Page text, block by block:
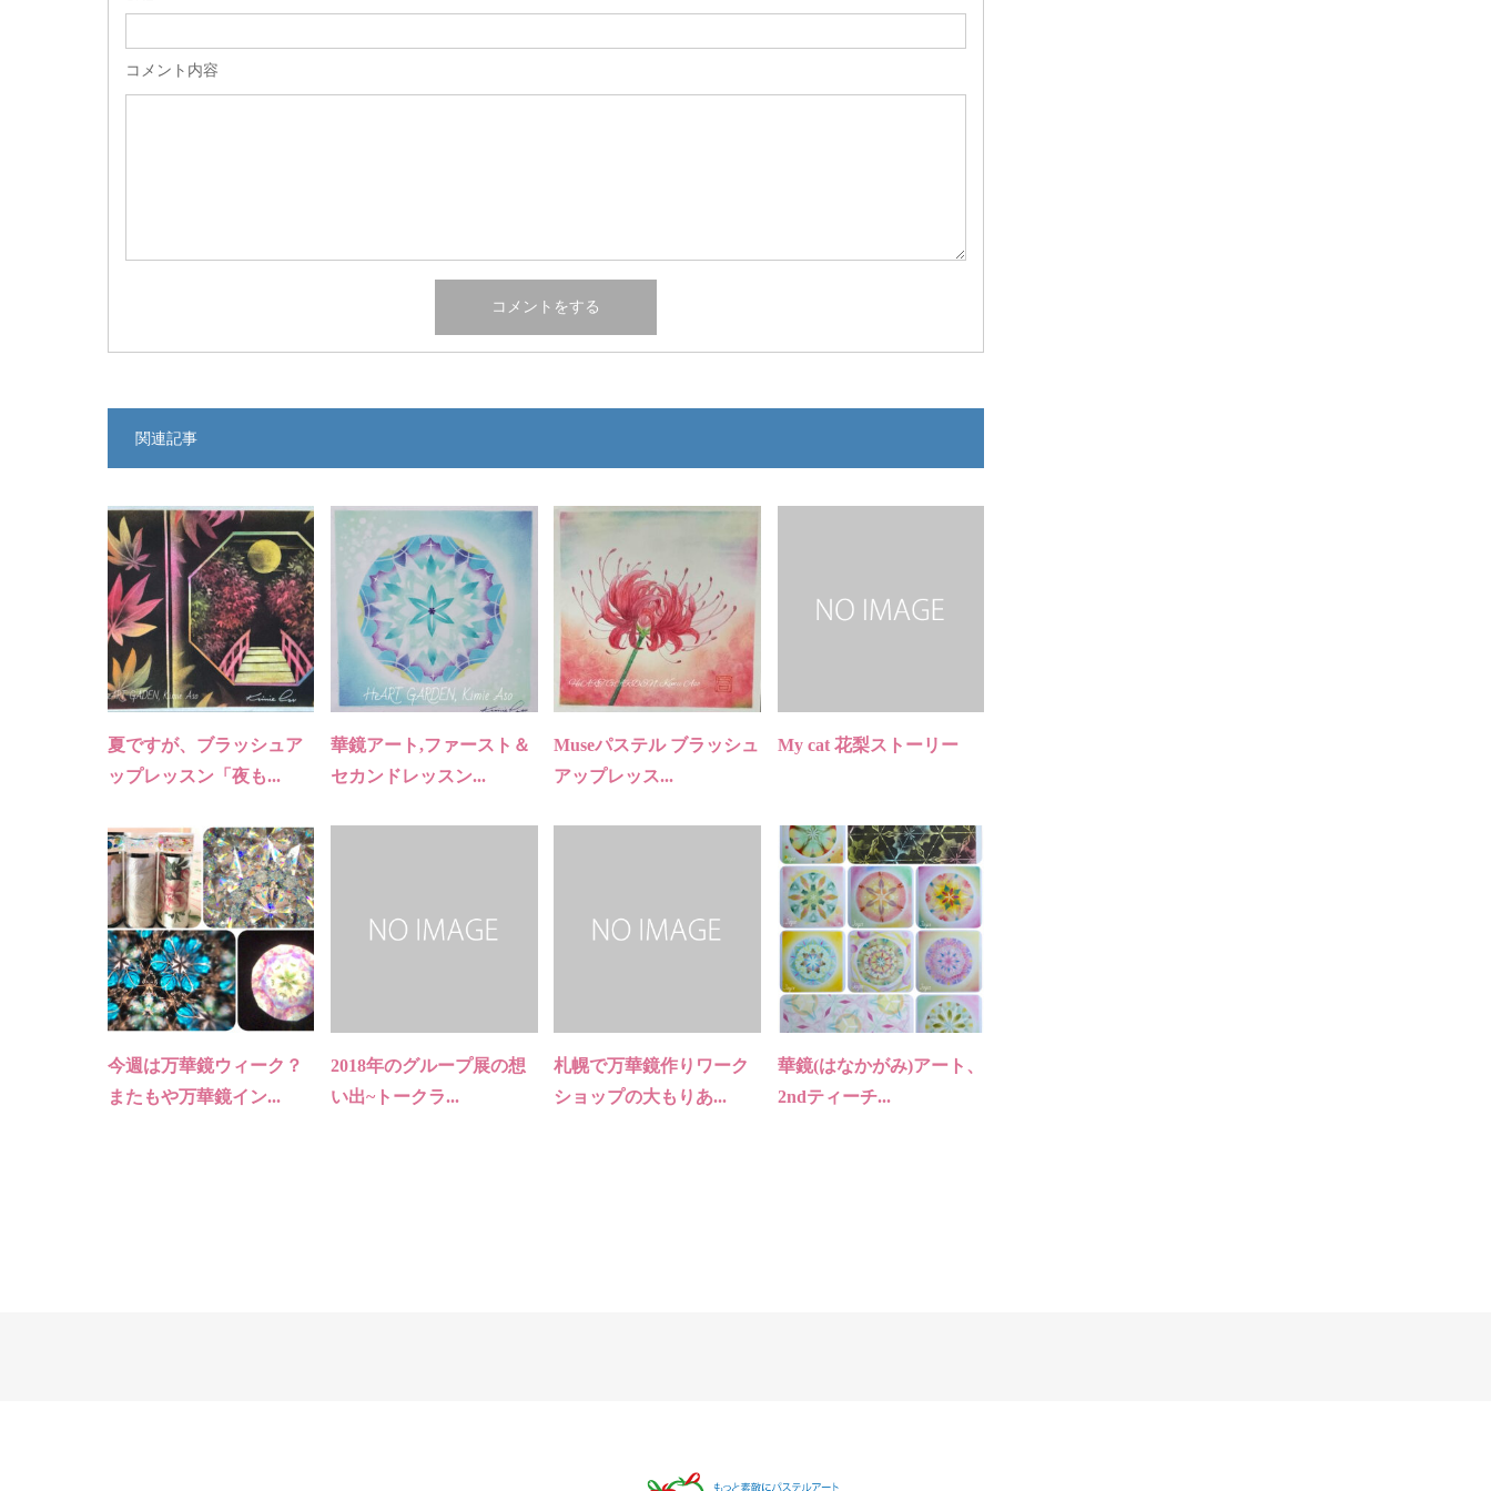
コメント内容
関連記事
夏ですが、ブラッシュア
ップレッスン「夜も...
華鏡アート,ファースト＆
セカンドレッスン...
Museパステル ブラッシュ
アップレッス...
My cat 花梨ストーリー
今週は万華鏡ウィーク？
またもや万華鏡イン...
2018年のグループ展の想
い出~トークラ...
札幌で万華鏡作りワーク
ショップの大もりあ...
華鏡(はなかがみ)アート、
2ndティーチ...